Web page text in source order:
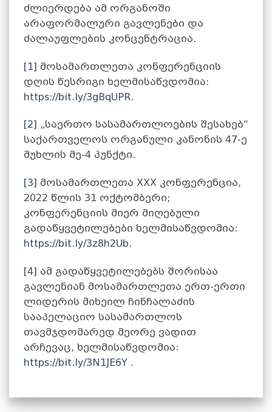
ძლიერდება ამ ორგანოში
არაფორმალური გავლენები და
ძალაუფლების კონცენტრაცია.
[1] მოსამართლეთა კონფერენციის
დღის წესრიგი ხელმისაწვდომია:
https://bit.ly/3gBqUPR.
[2] „საერთო სასამართლოების შესახებ“
საქართველოს ორგანული კანონის 47-ე
მუხლის მე-4 პუნქტი.
[3] მოსამართლეთა XXX კონფერენცია,
2022 წლის 31 ოქტომბერი;
კონფერენციის მიერ მიღებული
გადაწყვეტილებები ხელმისაწვდომია:
https://bit.ly/3z8h2Ub.
[4] ამ გადაწყვეტილებებს შორისაა
გავლენიან მოსამართლეთა ერთ-ერთი
ლიდერის მიხეილ ჩინჩალაძის
სააპელაციო სასამართლოს
თავმჯდომარედ მეორე ვადით
არჩევაც, ხელმისაწვდომია:
https://bit.ly/3N1JE6Y .